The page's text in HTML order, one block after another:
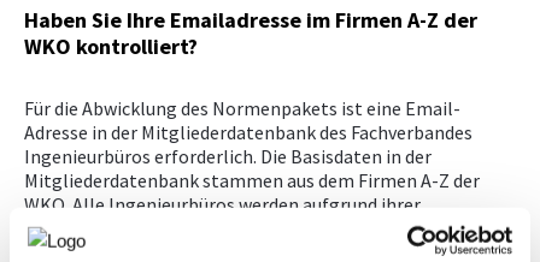
Haben Sie Ihre Emailadresse im Firmen A-Z der
WKO kontrolliert?
Für die Abwicklung des Normenpakets ist eine Email-
Adresse in der Mitgliederdatenbank des Fachverbandes
Ingenieurbüros erforderlich. Die Basisdaten in der
Mitgliederdatenbank stammen aus dem Firmen A-Z der
WKO. Alle Ingenieurbüros werden aufgrund ihrer
Gewerbeberechtigung über das behördliche
Gewerberegister automatisch mit ihren Basisdaten